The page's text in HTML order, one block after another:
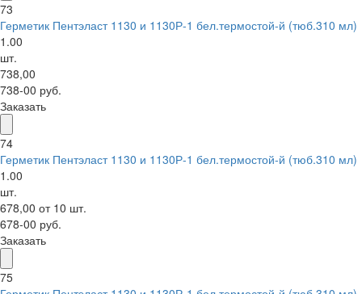
73
Герметик Пентэласт 1130 и 1130Р-1 бел.термостой-й (тюб.310 мл)
1.00
шт.
738,00
738-00 руб.
Заказать
74
Герметик Пентэласт 1130 и 1130Р-1 бел.термостой-й (тюб.310 мл)
1.00
шт.
678,00 от 10 шт.
678-00 руб.
Заказать
75